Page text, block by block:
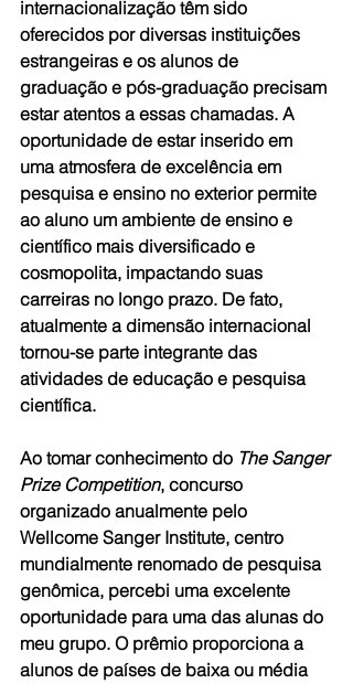
internacionalização têm sido
oferecidos por diversas instituições
estrangeiras e os alunos de
graduação e pós-graduação precisam
estar atentos a essas chamadas. A
oportunidade de estar inserido em
uma atmosfera de excelência em
pesquisa e ensino no exterior permite
ao aluno um ambiente de ensino e
científico mais diversificado e
cosmopolita, impactando suas
carreiras no longo prazo. De fato,
atualmente a dimensão internacional
tornou-se parte integrante das
atividades de educação e pesquisa
científica.
Ao tomar conhecimento do The Sanger
Prize Competition, concurso
organizado anualmente pelo
Wellcome Sanger Institute, centro
mundialmente renomado de pesquisa
genômica, percebi uma excelente
oportunidade para uma das alunas do
meu grupo. O prêmio proporciona a
alunos de países de baixa ou média